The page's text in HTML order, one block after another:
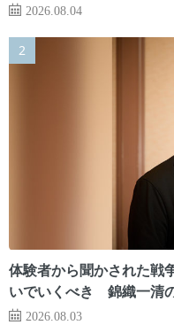
2026.08.04
体験者から聞かされた戦
いでいくべき 錦織一清
2026.08.03